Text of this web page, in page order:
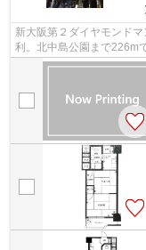
新大阪第２ダイヤモンド
利。北中島公園まで226m
のに便利なスギ薬局 東三